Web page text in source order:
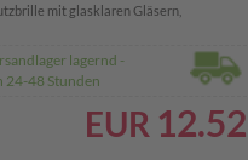
mit glasklaren Gläsern,
lagernd -
24-48 Stunden
EUR 12.52